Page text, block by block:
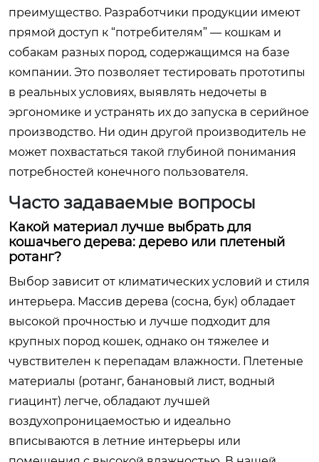
преимущество. Разработчики продукции имеют
прямой доступ к “потребителям” — кошкам и
собакам разных пород, содержащимся на базе
компании. Это позволяет тестировать прототипы
в реальных условиях, выявлять недочеты в
эргономике и устранять их до запуска в серийное
производство. Ни один другой производитель не
может похвастаться такой глубиной понимания
потребностей конечного пользователя.
Часто задаваемые вопросы
Какой материал лучше выбрать для
кошачьего дерева: дерево или плетеный
ротанг?
Выбор зависит от климатических условий и стиля
интерьера. Массив дерева (сосна, бук) обладает
высокой прочностью и лучше подходит для
крупных пород кошек, однако он тяжелее и
чувствителен к перепадам влажности. Плетеные
материалы (ротанг, банановый лист, водный
гиацинт) легче, обладают лучшей
воздухопроницаемостью и идеально
вписываются в летние интерьеры или